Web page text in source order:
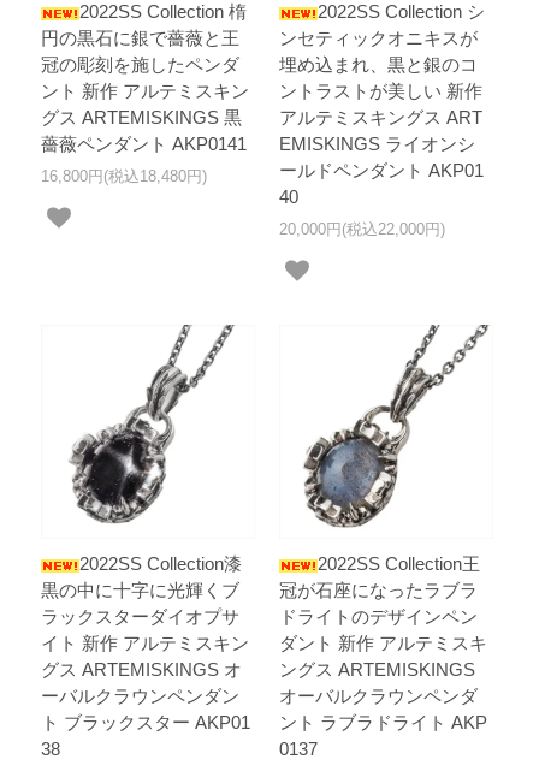
2022SS Collection 楕
円の黒石に銀で薔薇と王
冠の彫刻を施したペンダ
ント 新作 アルテミスキン
グス ARTEMISKINGS 黒
薔薇ペンダント AKP0141
16,800円(税込18,480円)
2022SS Collection シ
ンセティックオニキスが
埋め込まれ、黒と銀のコ
ントラストが美しい 新作
アルテミスキングス ART
EMISKINGS ライオンシ
ールドペンダント AKP01
40
20,000円(税込22,000円)
2022SS Collection漆
黒の中に十字に光輝くブ
ラックスターダイオプサ
イト 新作 アルテミスキン
グス ARTEMISKINGS オ
ーバルクラウンペンダン
ト ブラックスター AKP01
38
2022SS Collection王
冠が石座になったラブラ
ドライトのデザインペン
ダント 新作 アルテミスキ
ングス ARTEMISKINGS
オーバルクラウンペンダ
ント ラブラドライト AKP
0137